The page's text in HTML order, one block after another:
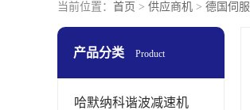
当前位置： 首页 > 供应商机 > 德国伺
产品分类 Product
哈默纳科谐波减速机